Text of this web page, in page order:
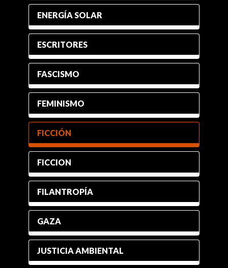
ENERGÍA SOLAR
ESCRITORES
FASCISMO
FEMINISMO
FICCIÓN
FICCION
FILANTROPÍA
GAZA
JUSTICIA AMBIENTAL